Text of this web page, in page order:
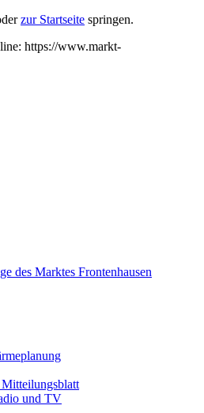
zur Startseite springen.
https://www.markt-
und TV